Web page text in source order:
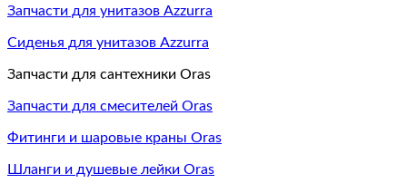
Запчасти для унитазов Azzurra
Сиденья для унитазов Azzurra
Запчасти для сантехники Oras
Запчасти для смесителей Oras
Фитинги и шаровые краны Oras
Шланги и душевые лейки Oras